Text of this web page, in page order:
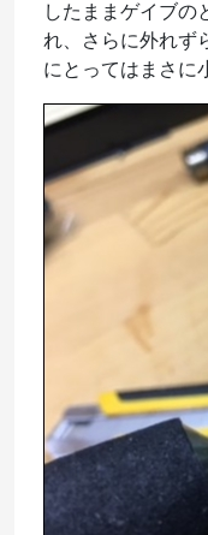
したままゲイブの
れ、さらに外れず
にとってはまさに